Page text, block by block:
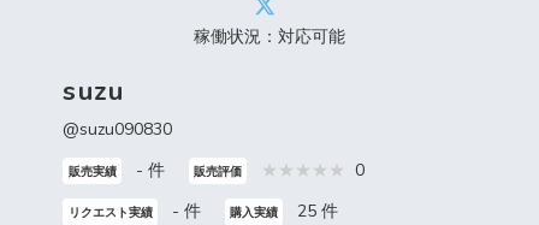
稼働状況：対応可能
suzu
@suzu090830
販売実績 - 件 販売評価 0
リクエスト実績 - 件 購入実績 25 件